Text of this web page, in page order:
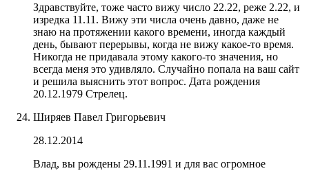
Здравствуйте, тоже часто вижу число 22.22, реже 2.22, и
изредка 11.11. Вижу эти числа очень давно, даже не
знаю на протяжении какого времени, иногда каждый
день, бывают перерывы, когда не вижу какое-то время.
Никогда не придавала этому какого-то значения, но
всегда меня это удивляло. Случайно попала на ваш сайт
и решила выяснить этот вопрос. Дата рождения
20.12.1979 Стрелец.
Ширяев Павел Григорьевич
28.12.2014
Влад, вы рождены 29.11.1991 и для вас огромное